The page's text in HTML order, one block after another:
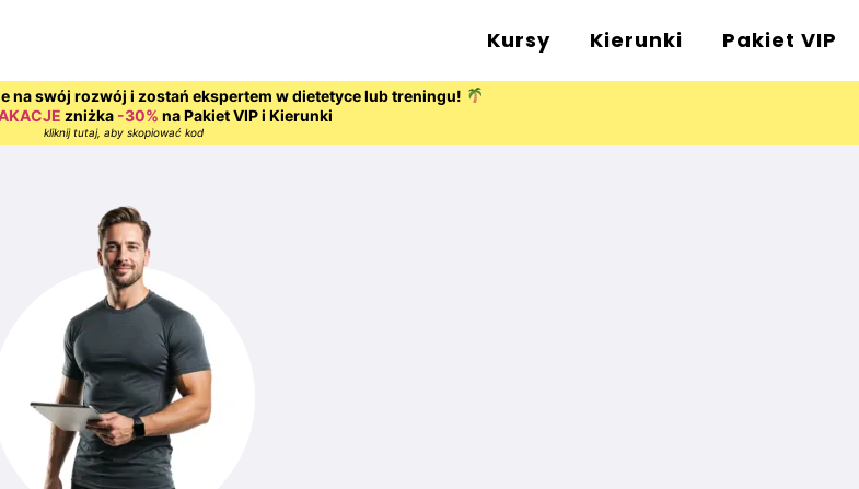
Kursy Kierunki Pakiet VIP
na swój rozwój i zostań ekspertem w dietetyce lub treningu!
zniżka -30% na Pakiet VIP i Kierunki
kliknij tutaj, aby skopiować kod